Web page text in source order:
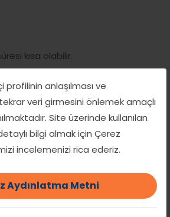
anlaşılması ve
veri girmesini önlemek amaçlı
Site üzerinde kullanılan
bilgi almak için Çerez
incelemenizi rica ederiz.
Aydınlatma Metni
kısa olabilir.
zaman alabilir.
enstrümanlar zor olabilir (örneğin
gitar).
boyutlarda), blok flüt, ukulele.